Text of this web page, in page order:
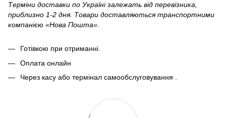
Терміни доставки по Україні залежать від перевізника,
приблизно 1-2 дня. Товари доставляються транспортними
компанією «Нова Пошта».
Готівкою при отриманні.
Оплата онлайн
Через касу або термінал самообслуговування .